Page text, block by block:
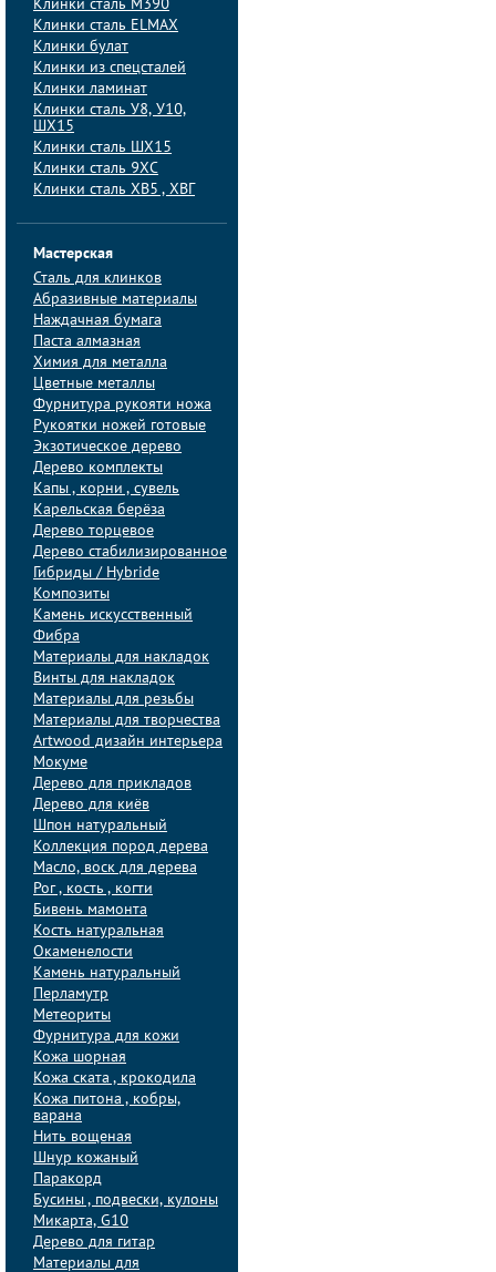
Клинки сталь M390
Клинки сталь ELMAX
Клинки булат
Клинки из спецсталей
Клинки ламинат
Клинки сталь У8, У10,
ШХ15
Клинки сталь ШХ15
Клинки сталь 9ХС
Клинки сталь ХВ5 , ХВГ
Мастерская
Сталь для клинков
Абразивные материалы
Наждачная бумага
Паста алмазная
Химия для металла
Цветные металлы
Фурнитура рукояти ножа
Рукоятки ножей готовые
Экзотическое дерево
Дерево комплекты
Капы , корни , сувель
Карельская берёза
Дерево торцевое
Дерево стабилизированное
Гибриды / Hybride
Композиты
Камень искусственный
Фибра
Материалы для накладок
Винты для накладок
Материалы для резьбы
Материалы для творчества
Artwood дизайн интерьера
Мокуме
Дерево для прикладов
Дерево для киёв
Шпон натуральный
Коллекция пород дерева
Масло, воск для дерева
Рог , кость , когти
Бивень мамонта
Кость натуральная
Окаменелости
Камень натуральный
Перламутр
Метеориты
Фурнитура для кожи
Кожа шорная
Кожа ската , крокодила
Кожа питона , кобры,
варана
Нить вощеная
Шнур кожаный
Паракорд
Бусины , подвески, кулоны
Микарта, G10
Дерево для гитар
Материалы для